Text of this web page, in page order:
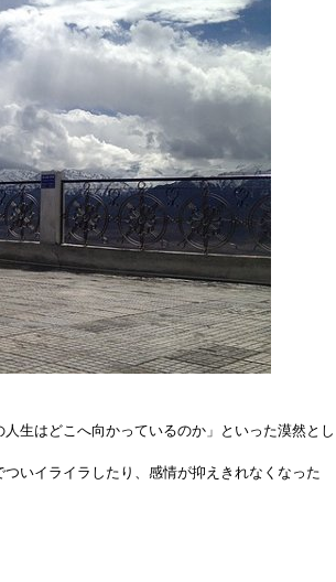
生はどこへ向かっているのか」といった漠然とし
いイライラしたり、感情が抑えきれなくなった